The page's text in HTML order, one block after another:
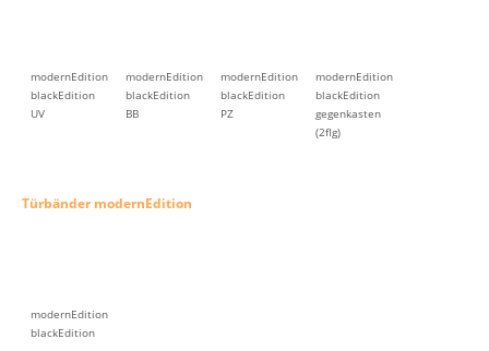
modernEdition
blackEdition
UV
modernEdition
blackEdition
BB
modernEdition
blackEdition
PZ
modernEdition
blackEdition
gegenkasten
(2flg)
Türbänder modernEdition
modernEdition
blackEdition